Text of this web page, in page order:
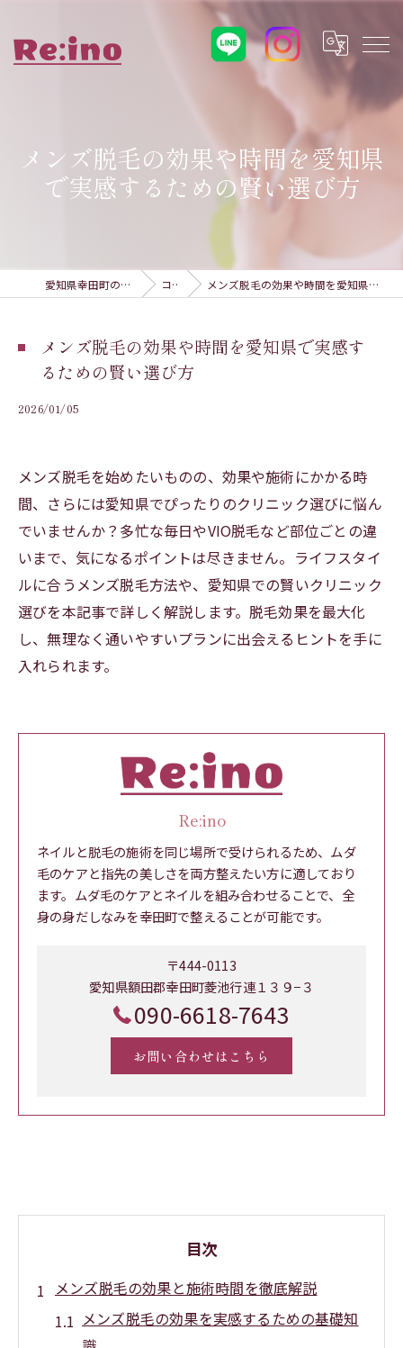
メンズ脱毛の効果や時間を愛知県
で実感するための賢い選び方
愛知県幸田町の脱毛ならRe:ino コラム メンズ脱毛の効果や時間を愛知県で実感するための賢い選び方
メンズ脱毛の効果や時間を愛知県で実感す
るための賢い選び方
2026/01/05
メンズ脱毛を始めたいものの、効果や施術にかかる時
間、さらには愛知県でぴったりのクリニック選びに悩ん
でいませんか？多忙な毎日やVIO脱毛など部位ごとの違
いまで、気になるポイントは尽きません。ライフスタイ
ルに合うメンズ脱毛方法や、愛知県での賢いクリニック
選びを本記事で詳しく解説します。脱毛効果を最大化
し、無理なく通いやすいプランに出会えるヒントを手に
入れられます。
Re:ino
ネイルと脱毛の施術を同じ場所で受けられるため、ムダ
毛のケアと指先の美しさを両方整えたい方に適しており
ます。ムダ毛のケアとネイルを組み合わせることで、全
身の身だしなみを幸田町で整えることが可能です。
〒444-0113
愛知県額田郡幸田町菱池行連１３９−３
090-6618-7643
お問い合わせはこちら
目次
メンズ脱毛の効果と施術時間を徹底解説
メンズ脱毛の効果を実感するための基礎知